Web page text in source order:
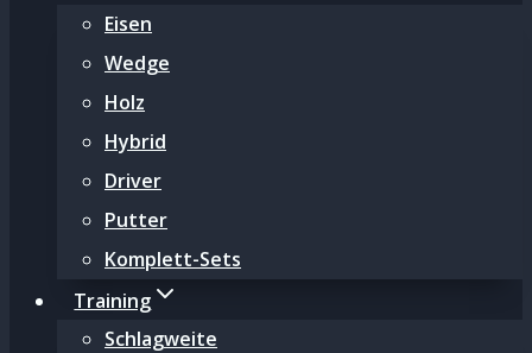
Eisen
Wedge
Holz
Hybrid
Driver
Putter
Komplett-Sets
Training
Schlagweite